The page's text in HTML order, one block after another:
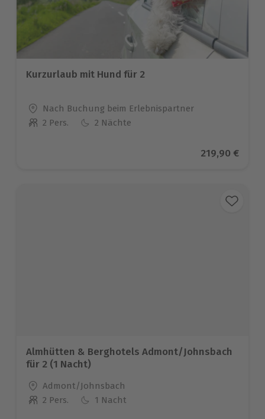
Kurzurlaub mit Hund für 2
Standort
Nach Buchung beim Erlebnispartner
Anzahl der Teilnehmer
2 Pers. 2 Nächte
Aktueller
219,90 €
Almhütten & Berghotels Admont/Johnsbach
für 2 (1 Nacht)
Standort
Admont/Johnsbach
Anzahl der Teilnehmer
2 Pers. 1 Nacht